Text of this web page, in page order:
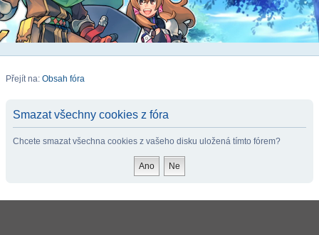
Přejít na: Obsah fóra
Smazat všechny cookies z fóra
Chcete smazat všechna cookies z vašeho disku uložená tímto fórem?